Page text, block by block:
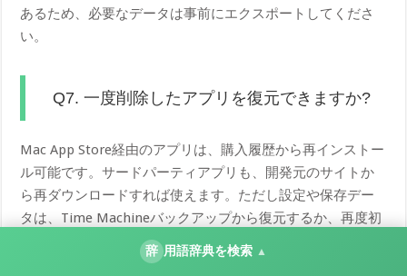
あるため、必要なデータは事前にエクスポートしてくださ
い。
Q7. 一度削除したアプリを復元できますか?
Mac App Store経由のアプリは、購入履歴から再インストー
ル可能です。サードパーティアプリも、開発元のサイトか
ら再ダウンロードすれば使えます。ただし設定や保存デー
タは、Time Machineバックアップから復元するか、再度初
期設定からやり直す必要があります。
辞 用語辞典を検索 ▲